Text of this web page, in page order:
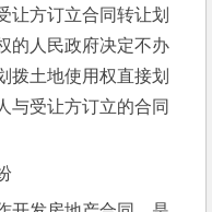
方订立合同转让划
的人民政府决定不办
拨土地使用权直接划
与受让方订立的合同